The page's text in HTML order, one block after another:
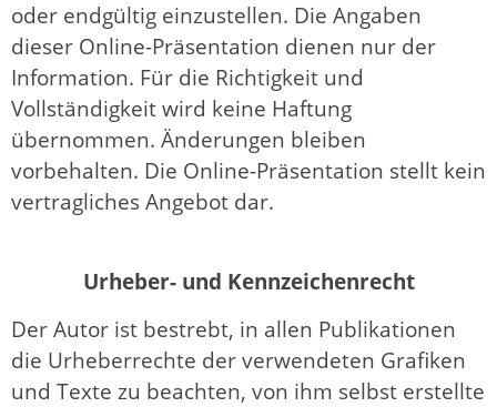
oder endgültig einzustellen. Die Angaben
dieser Online-Präsentation dienen nur der
Information. Für die Richtigkeit und
Vollständigkeit wird keine Haftung
übernommen. Änderungen bleiben
vorbehalten. Die Online-Präsentation stellt kein
vertragliches Angebot dar.
Urheber- und Kennzeichenrecht
Der Autor ist bestrebt, in allen Publikationen
die Urheberrechte der verwendeten Grafiken
und Texte zu beachten, von ihm selbst erstellte